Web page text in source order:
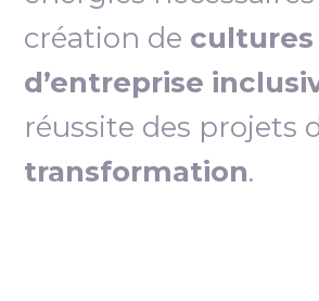
création de cultures
d’entreprise
réussite des projets
transformation.